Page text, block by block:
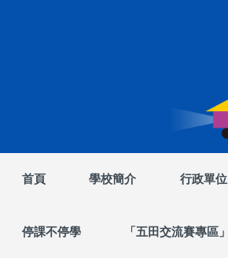
首頁 學校簡介 行政單位
停課不停學 「五田交流賽專區」